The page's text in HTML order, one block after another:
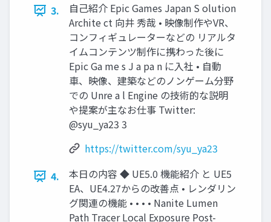
3.
自己紹介 Epic Games Japan S olution
Archite ct 向井 秀哉 • 映像制作やVR、
コンフィギュレーターなどの リアルタ
イムコンテンツ制作に携わった後に
Epic Ga me s J a pa n に入社 • 自動
車、映像、建築などのノンゲーム分野
での Unre a l Engine の技術的な説明
や提案が主なお仕事 Twitter:
@syu_ya23 3
https://twitter.com/syu_ya23
4.
本日の内容 ◆ UE5.0 機能紹介 と UE5
EA、UE4.27からの改善点 • レンダリン
グ関連の機能 • • • • Nanite Lumen
Path Tracer Local Exposure Post-